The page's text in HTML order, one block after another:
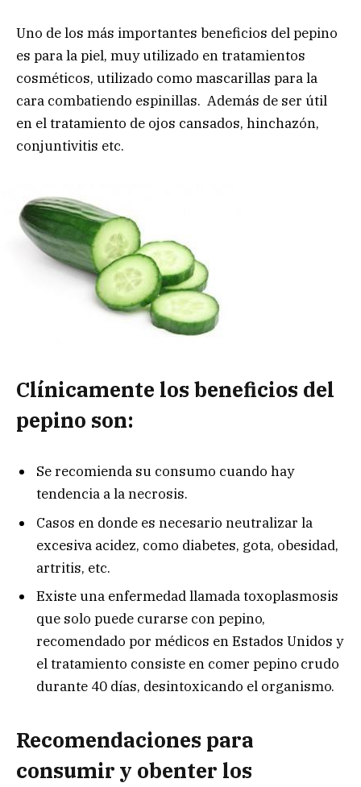
Uno de los más importantes beneficios del pepino
es para la piel, muy utilizado en tratamientos
cosméticos, utilizado como mascarillas para la
cara combatiendo espinillas. Además de ser útil
en el tratamiento de ojos cansados, hinchazón,
conjuntivitis etc.
Clínicamente los beneficios del
pepino son:
Se recomienda su consumo cuando hay
tendencia a la necrosis.
Casos en donde es necesario neutralizar la
excesiva acidez, como diabetes, gota, obesidad,
artritis, etc.
Existe una enfermedad llamada toxoplasmosis
que solo puede curarse con pepino,
recomendado por médicos en Estados Unidos y
el tratamiento consiste en comer pepino crudo
durante 40 días, desintoxicando el organismo.
Recomendaciones para
consumir y obenter los